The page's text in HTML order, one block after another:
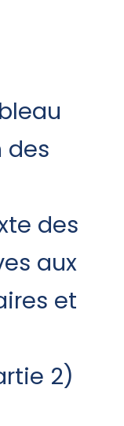
des
des
aux
et
2)